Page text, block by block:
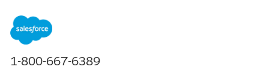
resource hebben op basis van het verbruik van een klant. Ze
kunnen deze tarieven bijhouden met behulp van
scorekaarten. Het element Basistarief kan de resourcetarieven
1-800-667-6389